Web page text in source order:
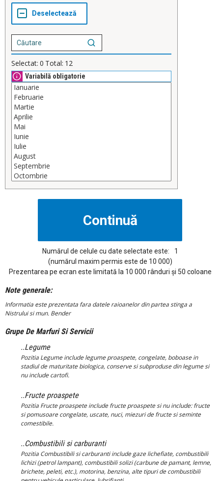
Selectat: 0 Total: 12
Variabilă obligatorie
Numărul de celule cu date selectate este:
1
(numărul maxim permis este de 10 000)
Prezentarea pe ecran este limitată la 10 000 rânduri și 50 coloane
Note generale:
Informatia este prezentata fara datele raioanelor din partea stinga a
Nistrului si mun. Bender
Grupe De Marfuri Si Servicii
..Legume
Pozitia Legume include legume proaspete, congelate, boboase in
stadiul de maturitate biologica, conserve si subproduse din legume si
nu include cartofi.
..Fructe proaspete
Pozitia Fructe proaspete include fructe proaspete si nu include: fructe
si pomusoare congelate, uscate, nuci, miezuri de fructe si seminte
comestibile.
..Combustibili si carburanti
Pozitia Combustibili si carburanti include gaze lichefiate, combustibili
lichizi (petrol lampant), combustibili solizi (carbune de pamant, lemne,
brichete, peleti, etc.), motorina, benzina, alte tipuri de combustibili